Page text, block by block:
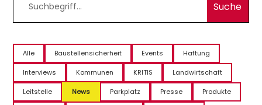
Alle Baustellensicherheit Events Haftung
Interviews Kommunen KRITIS Landwirtschaft
Leitstelle News Parkplatz Presse Produkte